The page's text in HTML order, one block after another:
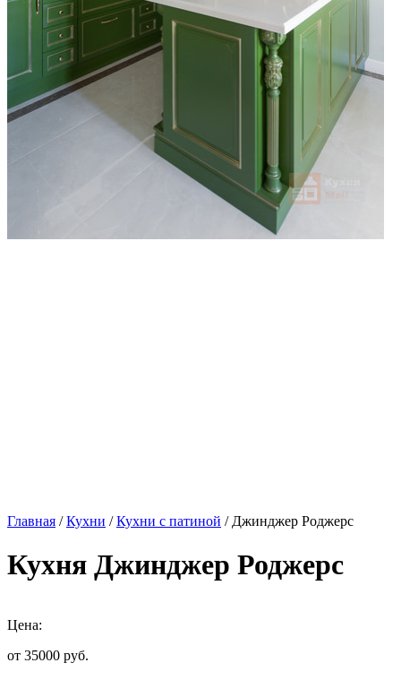
Главная /Кухни /Кухни с патиной / Джинджер Роджерс
Кухня Джинджер Роджерс
Цена:
от 35000 руб.